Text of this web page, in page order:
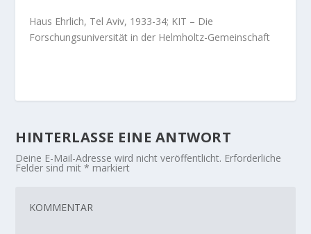
Haus Ehrlich, Tel Aviv, 1933-34; KIT – Die
Forschungsuniversität in der Helmholtz-Gemeinschaft
HINTERLASSE EINE ANTWORT
Deine E-Mail-Adresse wird nicht veröffentlicht. Erforderliche
Felder sind mit* markiert